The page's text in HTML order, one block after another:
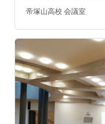
帝塚山高校 会議室